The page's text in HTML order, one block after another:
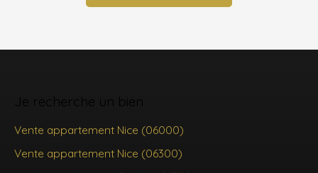
Je recherche un bien
Vente appartement Nice (06000)
Vente appartement Nice (06300)